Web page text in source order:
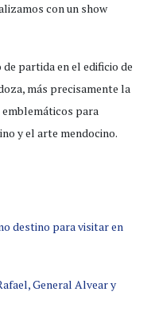
con un show
partida en el edificio de
más precisamente la
para
y el arte mendocino.
destino para visitar en
General Alvear y